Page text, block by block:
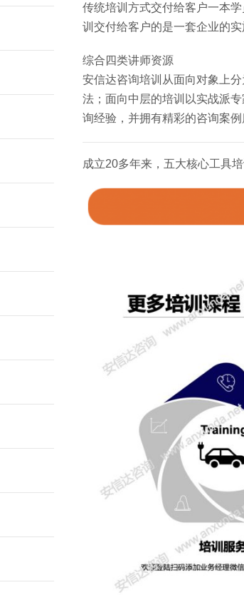
传统培训方式交付给客户一本
训交付给客户的是一套企业的
综合四类讲师资源
安信达咨询培训从面向对象上
法；面向中层的培训以实战派
询经验，并拥有精彩的咨询案
成立20多年来，五大核心工具